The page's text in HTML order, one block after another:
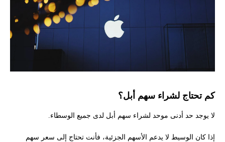
كم تحتاج لشراء سهم أبل؟
لا يوجد حد أدنى موحد لشراء سهم أبل لدى جميع الوسطاء.
إذا كان الوسيط لا يدعم الأسهم الجزئية، فأنت تحتاج إلى سعر سهم